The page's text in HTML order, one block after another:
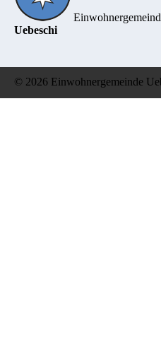
Uebeschi
© 2026 Einwohnergemeinde